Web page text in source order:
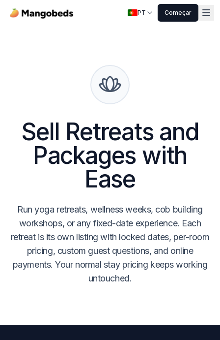
PT Começar
Sell Retreats and
Packages with
Ease
Run yoga retreats, wellness weeks, cob building
workshops, or any fixed-date experience. Each
retreat is its own listing with locked dates, per-room
pricing, custom guest questions, and online
payments. Your normal stay pricing keeps working
untouched.